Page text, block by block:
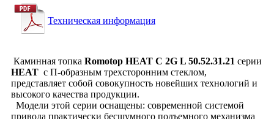
Техническая информация
Каминная топка Romotop HEAT C 2G L 50.52.31.21 серии
HEAT с П-образным трехсторонним стеклом,
представляет собой совокупность новейших технологий и
высокого качества продукции.
Модели этой серии оснащены: современной системой
привода практически бесшумного подъемного механизма